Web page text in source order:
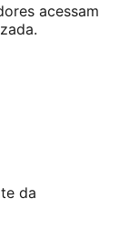
acessam
da